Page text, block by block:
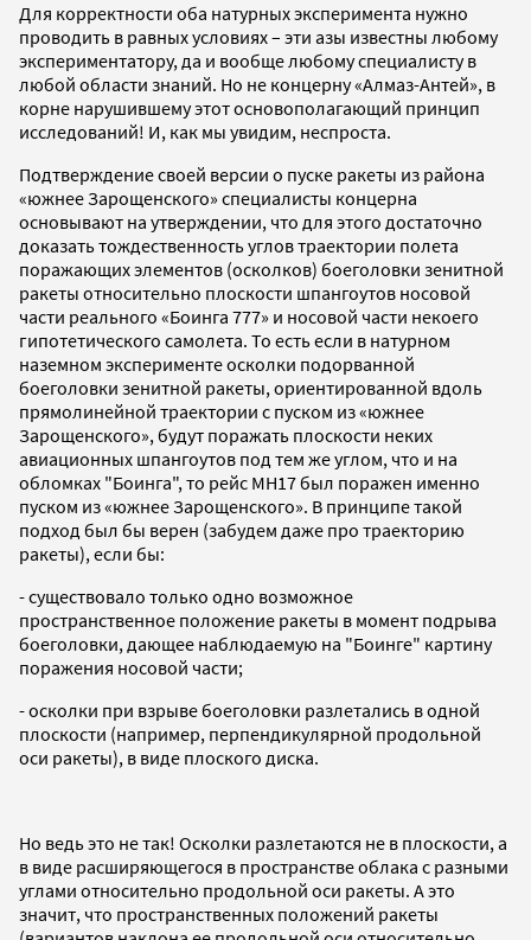
Для корректности оба натурных эксперимента нужно
проводить в равных условиях – эти азы известны любому
экспериментатору, да и вообще любому специалисту в
любой области знаний. Но не концерну «Алмаз-Антей», в
корне нарушившему этот основополагающий принцип
исследований! И, как мы увидим, неспроста.
Подтверждение своей версии о пуске ракеты из района
«южнее Зарощенского» специалисты концерна
основывают на утверждении, что для этого достаточно
доказать тождественность углов траектории полета
поражающих элементов (осколков) боеголовки зенитной
ракеты относительно плоскости шпангоутов носовой
части реального «Боинга 777» и носовой части некоего
гипотетического самолета. То есть если в натурном
наземном эксперименте осколки подорванной
боеголовки зенитной ракеты, ориентированной вдоль
прямолинейной траектории с пуском из «южнее
Зарощенского», будут поражать плоскости неких
авиационных шпангоутов под тем же углом, что и на
обломках "Боинга", то рейс МН17 был поражен именно
пуском из «южнее Зарощенского». В принципетакой
подход был бы верен (забудем даже про траекторию
ракеты), если бы:
- существовало только одно возможное
пространственное положение ракеты в момент подрыва
боеголовки, дающее наблюдаемую на "Боинге" картину
поражения носовой части;
- осколки при взрыве боеголовки разлетались в одной
плоскости (например, перпендикулярной продольной
оси ракеты), в виде плоского диска.
Но ведь это не так! Осколки разлетаются не в плоскости, а
в виде расширяющегося в пространстве облака с разными
углами относительно продольной оси ракеты. А это
значит, что пространственных положений ракеты